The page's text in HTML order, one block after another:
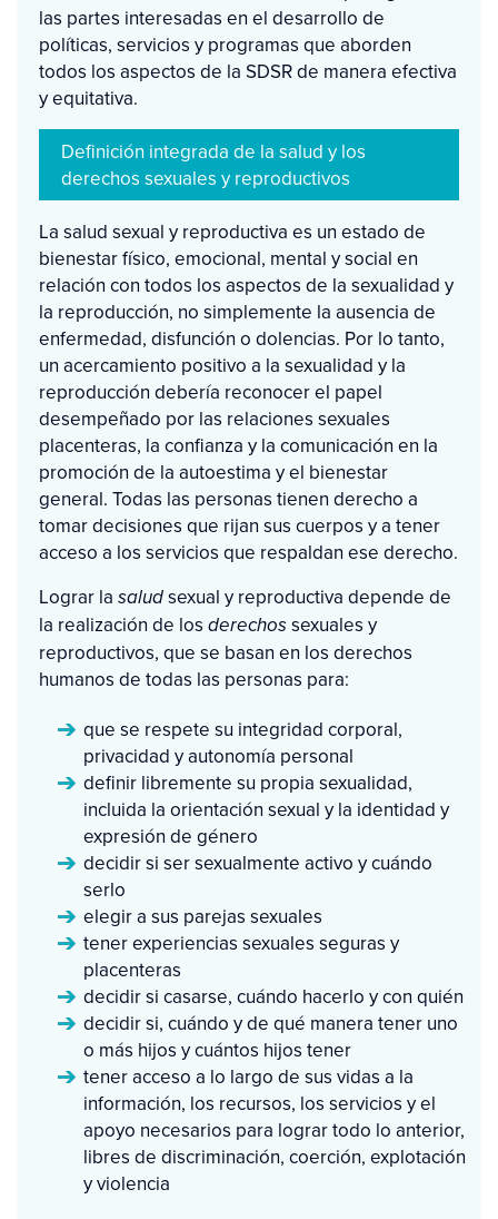
las partes interesadas en el desarrollo de
políticas, servicios y programas que aborden
todos los aspectos de la SDSR de manera efectiva
y equitativa.
Definición integrada de la salud y los
derechos sexuales y reproductivos
La salud sexual y reproductiva es un estado de
bienestar físico, emocional, mental y social en
relación con todos los aspectos de la sexualidad y
la reproducción, no simplemente la ausencia de
enfermedad, disfunción o dolencias. Por lo tanto,
un acercamiento positivo a la sexualidad y la
reproducción debería reconocer el papel
desempeñado por las relaciones sexuales
placenteras, la confianza y la comunicación en la
promoción de la autoestima y el bienestar
general. Todas las personas tienen derecho a
tomar decisiones que rijan sus cuerpos y a tener
acceso a los servicios que respaldan ese derecho.
Lograr la salud sexual y reproductiva depende de
la realización de los derechos sexuales y
reproductivos, que se basan en los derechos
humanos de todas las personas para:
que se respete su integridad corporal,
privacidad y autonomía personal
definir libremente su propia sexualidad,
incluida la orientación sexual y la identidad y
expresión de género
decidir si ser sexualmente activo y cuándo
serlo
elegir a sus parejas sexuales
tener experiencias sexuales seguras y
placenteras
decidir si casarse, cuándo hacerlo y con quién
decidir si, cuándo y de qué manera tener uno
o más hijos y cuántos hijos tener
tener acceso a lo largo de sus vidas a la
información, los recursos, los servicios y el
apoyo necesarios para lograr todo lo anterior,
libres de discriminación, coerción, explotación
y violencia